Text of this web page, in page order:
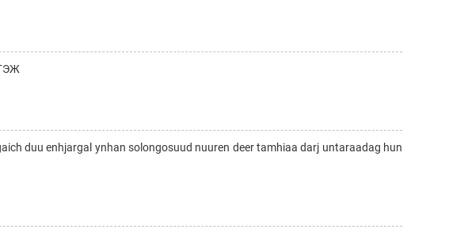
duu enhjargal ynhan solongosuud nuuren deer tamhiaa darj untaraadag hun